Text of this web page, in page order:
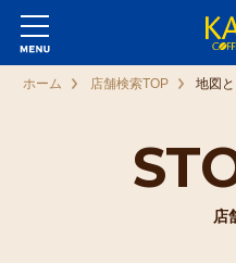
店
ホーム 店舗検索TOP 地図